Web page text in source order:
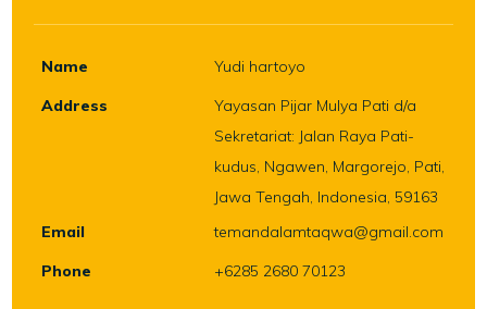
Name
Yudi hartoyo
Address
Yayasan Pijar Mulya Pati d/a
Sekretariat: Jalan Raya Pati-
kudus, Ngawen, Margorejo, Pati,
Jawa Tengah, Indonesia, 59163
Email
temandalamtaqwa@gmail.com
Phone
+6285 2680 70123